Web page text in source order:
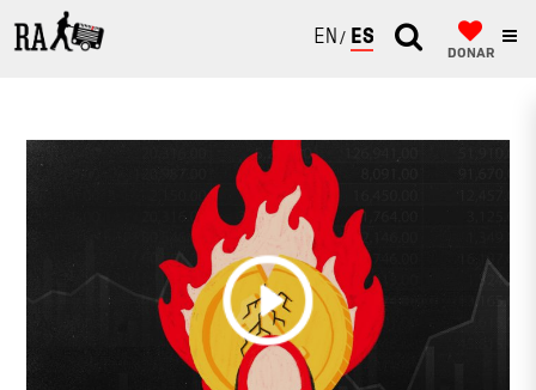
ENGLISH
ESPAÑOL
DONAR